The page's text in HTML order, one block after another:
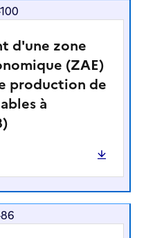
d'une zone
(ZAE)
production de
à